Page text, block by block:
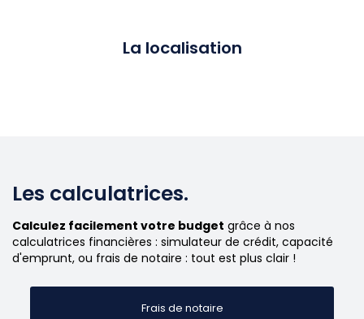
La localisation
Les calculatrices.
Calculez facilement votre budget grâce à nos
calculatrices financières : simulateur de crédit, capacité
d'emprunt, ou frais de notaire : tout est plus clair !
Frais de notaire